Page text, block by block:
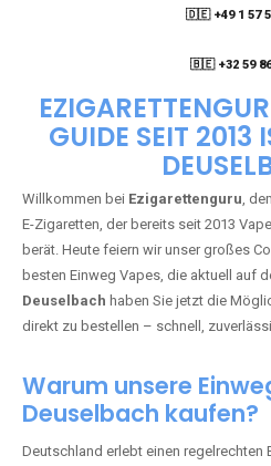
🇩🇪 +49 1 57
🇧🇪 +32 59 86
GUIDE SEIT 2013
Willkommen bei Ezigarettenguru,
E-Zigaretten, der bereits seit 2013
berät. Heute feiern wir unser großes
besten Einweg Vapes, die aktuell auf
Deuselbach haben Sie jetzt die
direkt zu bestellen – schnell,
Warum unsere
Deuselbach kaufen?
Deutschland erlebt einen regelrechten